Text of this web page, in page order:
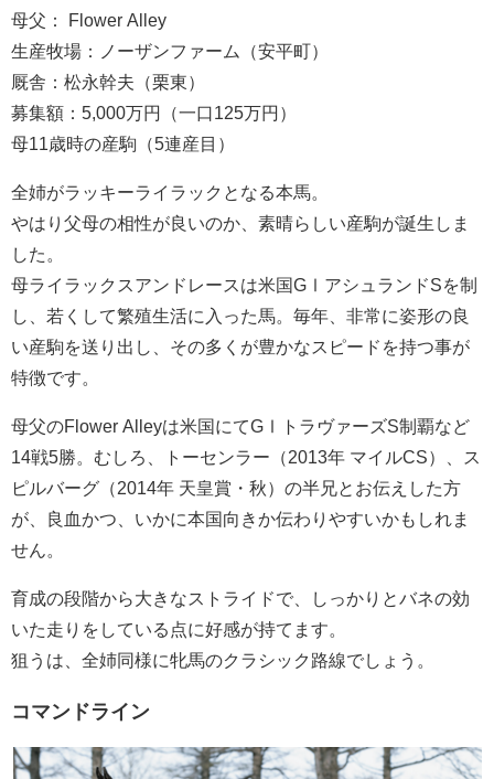
母父： Flower Alley
生産牧場：ノーザンファーム（安平町）
厩舎：松永幹夫（栗東）
募集額：5,000万円（一口125万円）
母11歳時の産駒（5連産目）
全姉がラッキーライラックとなる本馬。
やはり父母の相性が良いのか、素晴らしい産駒が誕生しま
した。
母ライラックスアンドレースは米国GⅠアシュランドSを制
し、若くして繁殖生活に入った馬。毎年、非常に姿形の良
い産駒を送り出し、その多くが豊かなスピードを持つ事が
特徴です。
母父のFlower Alleyは米国にてGⅠトラヴァーズS制覇など
14戦5勝。むしろ、トーセンラー（2013年 マイルCS）、ス
ピルバーグ（2014年 天皇賞・秋）の半兄とお伝えした方
が、良血かつ、いかに本国向きか伝わりやすいかもしれま
せん。
育成の段階から大きなストライドで、しっかりとバネの効
いた走りをしている点に好感が持てます。
狙うは、全姉同様に牝馬のクラシック路線でしょう。
コマンドライン